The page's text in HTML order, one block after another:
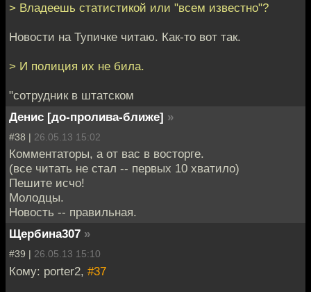
> Владеешь статистикой или "всем известно"?
Новости на Тупичке читаю. Как-то вот так.
> И полиция их не била.
"сотрудник в штатском
Денис [до-пролива-ближе] »
#38 | 26.05.13 15:02
Комментаторы, а от вас в восторге.
(все читать не стал -- первых 10 хватило)
Пешите исчо!
Молодцы.
Новость -- правильная.
Щербина307 »
#39 | 26.05.13 15:10
Кому: porter2, #37